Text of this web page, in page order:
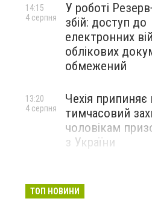
У роботі
збій: доступ до
електронних
облікових
обмежений
14:15
4 серпня
Чехія припиняє
тимчасовий
чоловікам
з України
13:20
4 серпня
ТОП НОВИНИ